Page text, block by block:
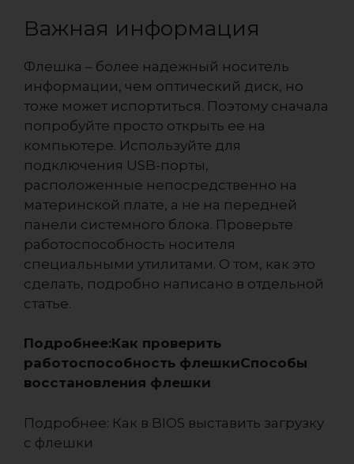
Важная информация
Флешка – более надежный носитель
информации, чем оптический диск, но
тоже может испортиться. Поэтому сначала
попробуйте просто открыть ее на
компьютере. Используйте для
подключения USB-порты,
расположенные непосредственно на
материнской плате, а не на передней
панели системного блока. Проверьте
работоспособность носителя
специальными утилитами. О том, как это
сделать, подробно написано в отдельной
статье.
Подробнее:Как проверить
работоспособность флешкиСпособы
восстановления флешки
Подробнее: Как в BIOS выставить загрузку
с флешки